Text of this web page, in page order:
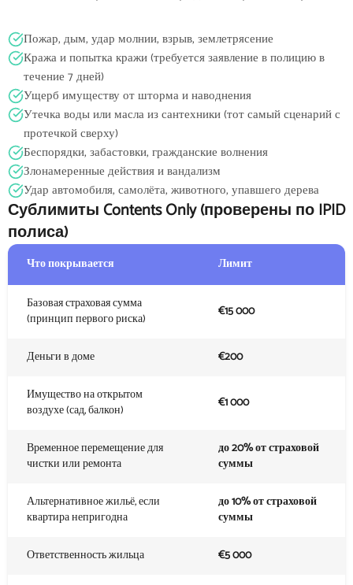
Пожар, дым, удар молнии, взрыв, землетрясение
Кража и попытка кражи (требуется заявление в полицию в
течение 7 дней)
Ущерб имуществу от шторма и наводнения
Утечка воды или масла из сантехники (тот самый сценарий с
протечкой сверху)
Беспорядки, забастовки, гражданские волнения
Злонамеренные действия и вандализм
Удар автомобиля, самолёта, животного, упавшего дерева
Сублимиты Contents Only (проверены по IPID
полиса)
Что покрывается Лимит
Базовая страховая сумма
(принцип первого риска)
€15 000
Деньги в доме €200
Имущество на открытом
воздухе (сад, балкон)
€1 000
Временное перемещение для
чистки или ремонта
до 20% от страховой
суммы
Альтернативное жильё, если
квартира непригодна
до 10% от страховой
суммы
Ответственность жильца €5 000